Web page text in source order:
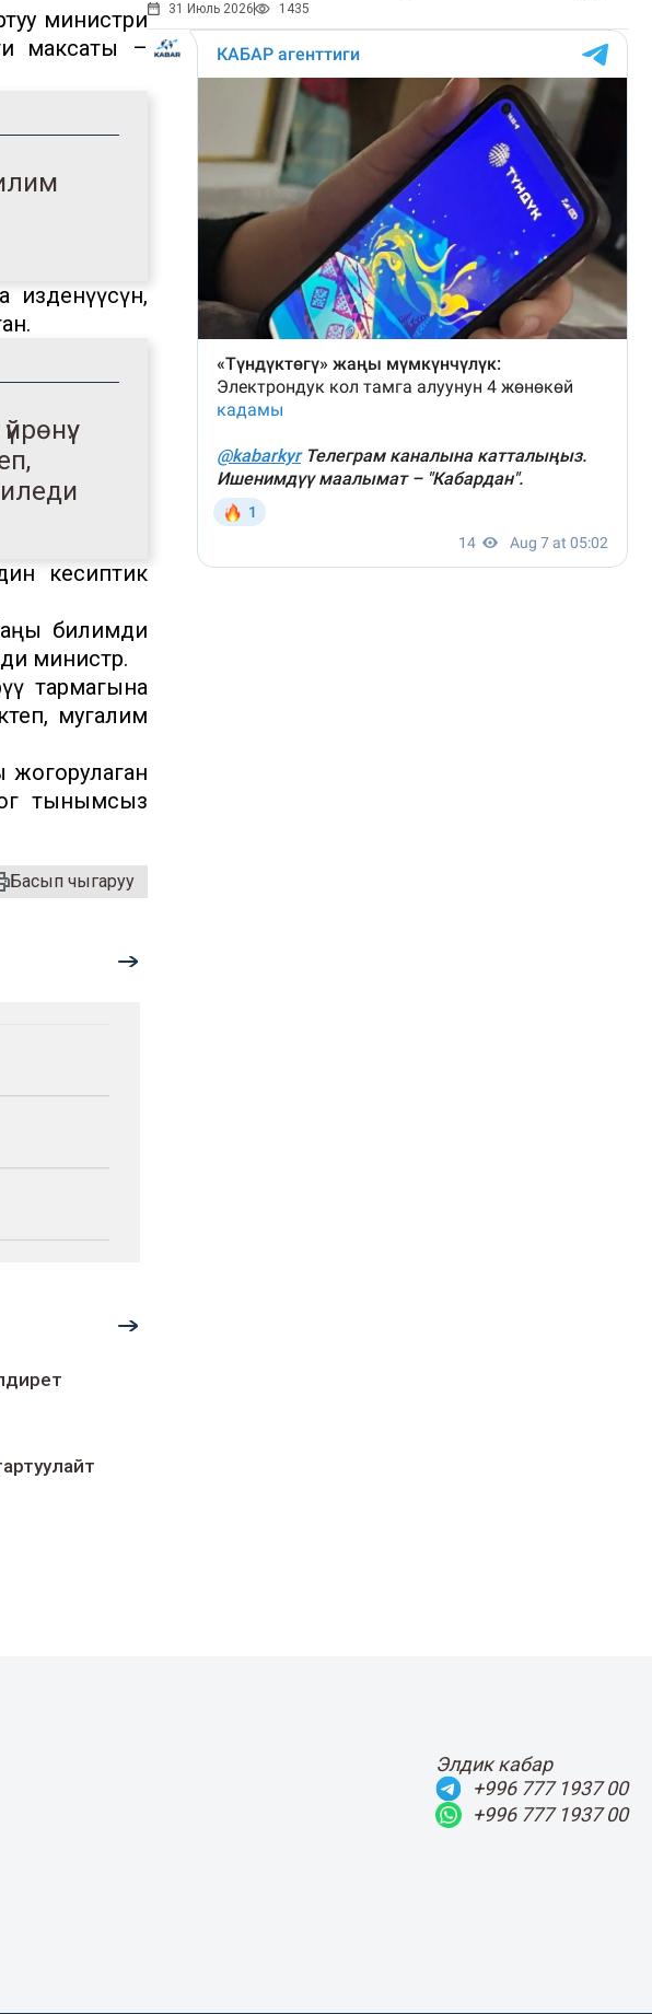
министри
максаты –
изденүүсүн,
кесиптик
билимди
министр.
тармагына
мугалим
тынымсыз
Басып чыгаруу
31 Июль 2026 1435
Элдик кабар
+996 777 1937 00
+996 777 1937 00